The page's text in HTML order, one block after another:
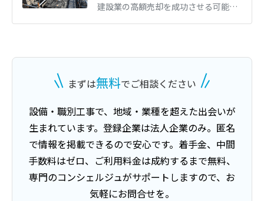
建設業の高額売却を成功させる可能性を高めるためには、建設業に特有のポイントを押さえることが重要です。建設業の売却手法や売却額を左右する要因、許認可などに関する注意点をくわしく解説します。(執筆者：京都大学文学部卒の企業法務・金融専門ライター 相良義勝)
まずは無料でご相談ください
設備・職別工事で、地域・業種を超えた出会いが
生まれています。 登録企業は法人企業のみ。匿名
で情報を掲載できるので安心です。 着手金、中間
手数料はゼロ、ご利用料金は成約するまで無料、
専門のコンシェルジュがサポートしますので、お
気軽にお問合せを。